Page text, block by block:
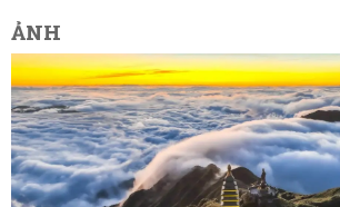
ẢNH